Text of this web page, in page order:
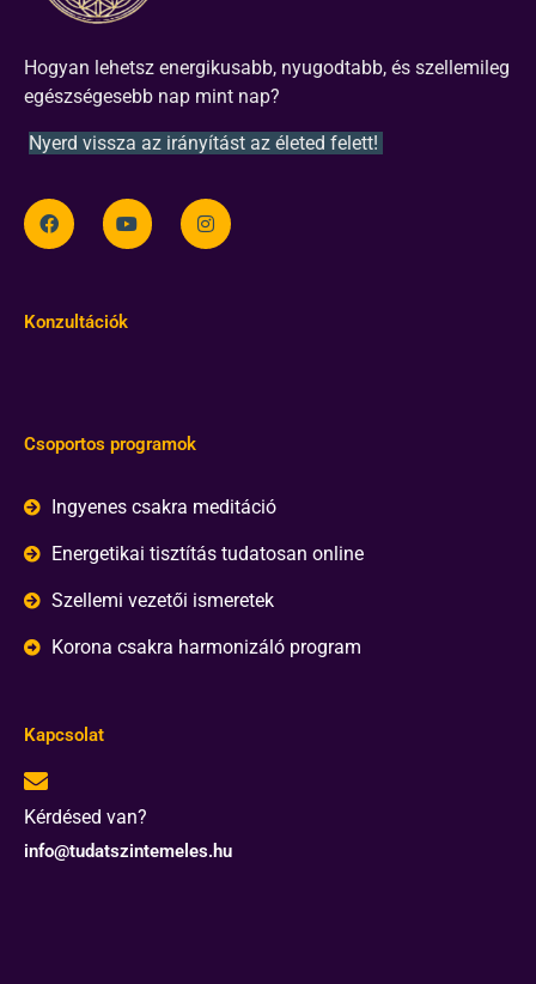
Hogyan lehetsz energikusabb, nyugodtabb, és szellemileg
egészségesebb nap mint nap?
Nyerd vissza az irányítást az életed felett!
Konzultációk
Csoportos programok
Ingyenes csakra meditáció
Energetikai tisztítás tudatosan online
Szellemi vezetői ismeretek
Korona csakra harmonizáló program
Kapcsolat
Kérdésed van?
info@tudatszintemeles.hu